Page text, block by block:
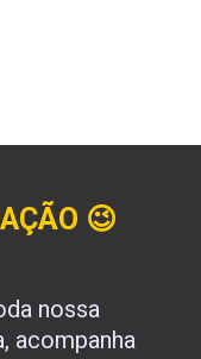
😉
nossa
acompanha